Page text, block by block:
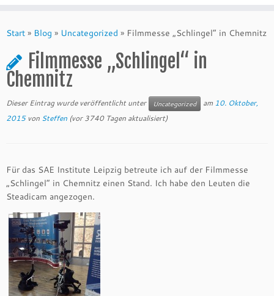
Inhalt
Start » Blog » Uncategorized » Filmmesse „Schlingel“ in Chemnitz
Filmmesse „Schlingel“ in
Chemnitz
Dieser Eintrag wurde veröffentlicht unter Uncategorized am 10. Oktober,
2015 von Steffen (vor 3740 Tagen aktualisiert)
Für das SAE Institute Leipzig betreute ich auf der Filmmesse
„Schlingel“ in Chemnitz einen Stand. Ich habe den Leuten die
Steadicam angezogen.